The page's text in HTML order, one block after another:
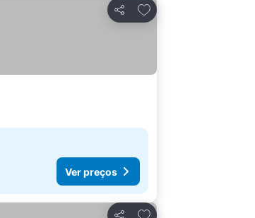
Partilhar
Adicionar aos favoritos
Ver preços
Adicionar aos favoritos